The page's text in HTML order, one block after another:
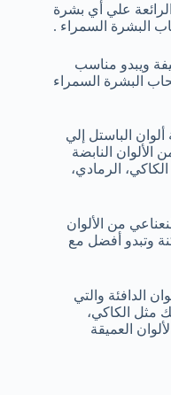
علي أي بشرة
البشرة السمراء .
ويبدو مناسب
البشرة السمراء
الباستل إلي
الألوان النابضة
الرمادي،
من الألوان
وتبدو أفضل مع
الدافئة والتي
مثل الكاكي،
العميقة